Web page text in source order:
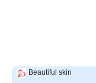
Beautiful skin